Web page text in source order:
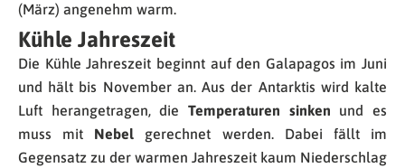
(März) angenehm warm.
Kühle Jahreszeit
Die Kühle Jahreszeit beginnt auf den Galapagos im Juni
und hält bis November an. Aus der Antarktis wird kalte
Luft herangetragen, die Temperaturen sinken und es
muss mit Nebel gerechnet werden. Dabei fällt im
Gegensatz zu der warmen Jahreszeit kaum Niederschlag